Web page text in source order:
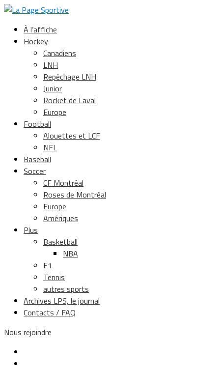
À l’affiche
Hockey
Canadiens
LNH
Repêchage LNH
Junior
Rocket de Laval
Europe
Football
Alouettes et LCF
NFL
Baseball
Soccer
CF Montréal
Roses de Montréal
Europe
Amériques
Plus
Basketball
NBA
F1
Tennis
autres sports
Archives LPS, le journal
Contacts / FAQ
Nous rejoindre